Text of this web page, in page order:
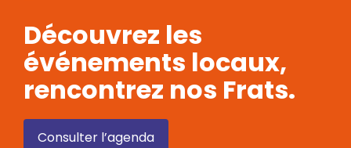
Découvrez les
événements locaux,
rencontrez nos Frats.
Consulter l’agenda